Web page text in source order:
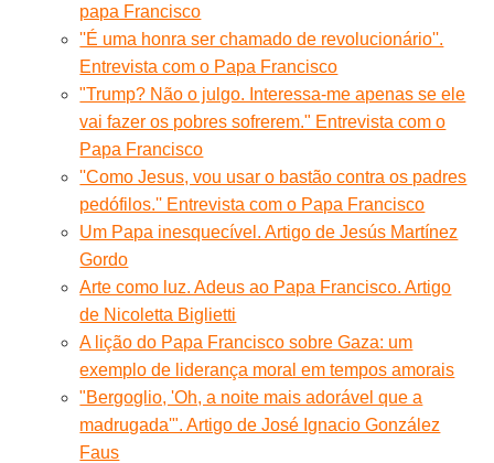
papa Francisco
''É uma honra ser chamado de revolucionário''.
Entrevista com o Papa Francisco
"Trump? Não o julgo. Interessa-me apenas se ele
vai fazer os pobres sofrerem." Entrevista com o
Papa Francisco
''Como Jesus, vou usar o bastão contra os padres
pedófilos.'' Entrevista com o Papa Francisco
Um Papa inesquecível. Artigo de Jesús Martínez
Gordo
Arte como luz. Adeus ao Papa Francisco. Artigo
de Nicoletta Biglietti
A lição do Papa Francisco sobre Gaza: um
exemplo de liderança moral em tempos amorais
"Bergoglio, 'Oh, a noite mais adorável que a
madrugada'". Artigo de José Ignacio González
Faus